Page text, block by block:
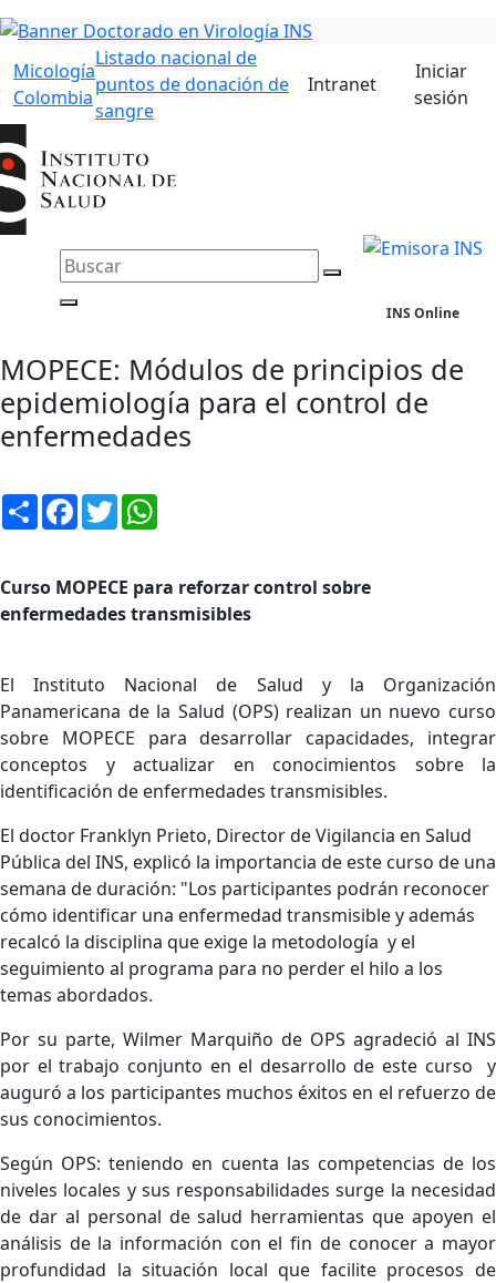
Micología
Colombia
Listado nacional de
puntos de donación de
sangre
Intranet
Iniciar
sesión
INS Online
MOPECE: Módulos de principios de
epidemiología para el control de
enfermedades
Compartir
Facebook
Twitter
Curso MOPECE para reforzar control sobre
enfermedades transmisibles
El Instituto Nacional de Salud y la Organización
Panamericana de la Salud (OPS) realizan un nuevo curso
sobre MOPECE para desarrollar capacidades, integrar
conceptos y actualizar en conocimientos sobre la
identificación de enfermedades transmisibles.
El doctor Franklyn Prieto, Director de Vigilancia en Salud
Pública del INS, explicó la importancia de este curso de una
semana de duración: "Los participantes podrán reconocer
cómo identificar una enfermedad transmisible y además
recalcó la disciplina que exige la metodología y el
seguimiento al programa para no perder el hilo a los
temas abordados.
Por su parte, Wilmer Marquiño de OPS agradeció al INS
por el trabajo conjunto en el desarrollo de este curso y
auguró a los participantes muchos éxitos en el refuerzo de
sus conocimientos.
Según OPS: teniendo en cuenta las competencias de los
niveles locales y sus responsabilidades surge la necesidad
de dar al personal de salud herramientas que apoyen el
análisis de la información con el fin de conocer a mayor
profundidad la situación local que facilite procesos de